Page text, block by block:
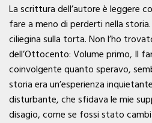
La scrittura dell’autore è leggere
fare a meno di perderti nella
ciliegina sulla torta. Non l’ho
dell’Ottocento: Volume primo, Il
coinvolgente quanto speravo,
storia era un’esperienza
disturbante, che sfidava le mie
disagio, come se fossi stato